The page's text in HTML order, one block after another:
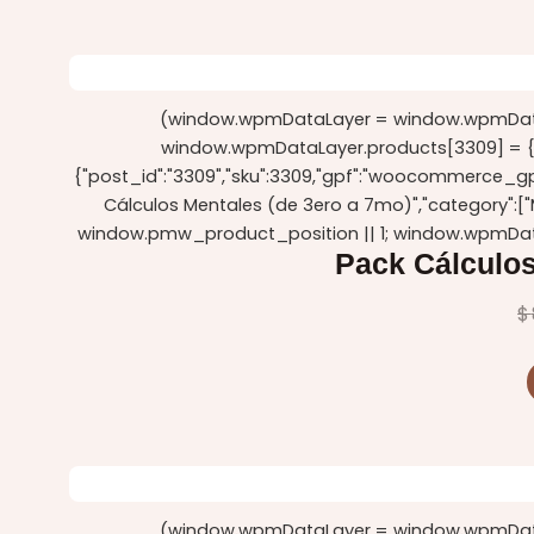
(window.wpmDataLayer =
window.wpmDataLayer.products[3309] =
Cálculos Mentales (de 3ero a
window.pmw_product_position || 1;
Pack
$